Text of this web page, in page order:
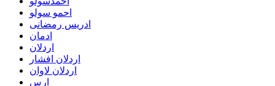
احمو سولو
ادریس رمضانی
ادمان
اردلان
اردلان افشار
اردلان لاوان
ارس